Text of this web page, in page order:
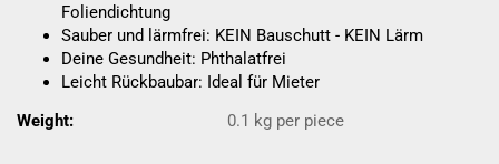
Foliendichtung
Sauber und lärmfrei: KEIN Bauschutt - KEIN Lärm
Deine Gesundheit: Phthalatfrei
Leicht Rückbaubar: Ideal für Mieter
Weight:
0.1 kg per piece